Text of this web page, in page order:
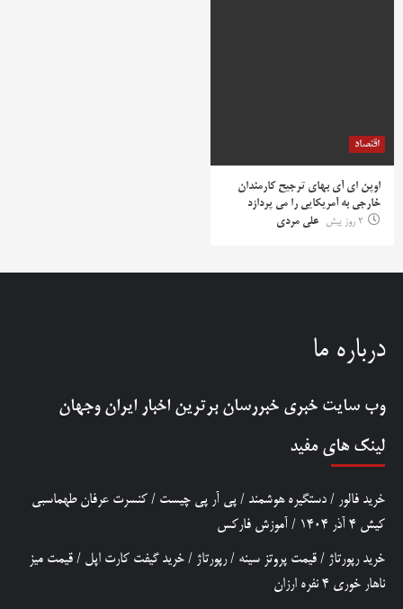
اقتصاد
اوپن ای آی بهای ترجیح کارمندان
خارجی به آمریکایی را می پردازد
2 روز پیش
علی مردی
درباره ما
وب سایت خبری خبررسان برترین اخبار ایران وجهان
لینک های مفید
خرید فالور / دستگیره هوشمند / پی آر پی چیست / کنسرت عرفان طهماسبی
کیش 4 آذر 1404
/ آموزش فارکس
خرید رپورتاژ / قیمت پروتز سینه /رپورتاژ / خرید گیفت کارت اپل / قیمت میز
ناهار خوری 4 نفره ارزان